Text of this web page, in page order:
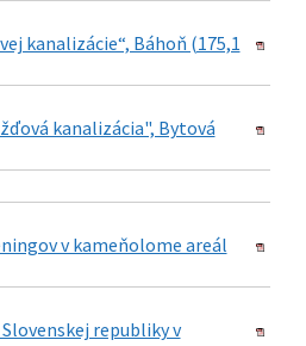
kanalizácie“, Báhoň (175,1
kanalizácia", Bytová
v kameňolome areál
republiky v